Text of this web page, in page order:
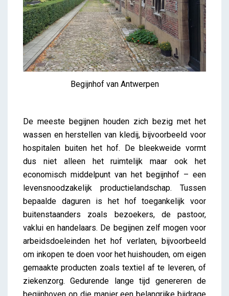
Begijnhof van Antwerpen
De meeste begijnen houden zich bezig met het
wassen en herstellen van kledij, bijvoorbeeld voor
hospitalen buiten het hof. De bleekweide vormt
dus niet alleen het ruimtelijk maar ook het
economisch middelpunt van het begijnhof – een
levensnoodzakelijk productielandschap. Tussen
bepaalde daguren is het hof toegankelijk voor
buitenstaanders zoals bezoekers, de pastoor,
vaklui en handelaars. De begijnen zelf mogen voor
arbeidsdoeleinden het hof verlaten, bijvoorbeeld
om inkopen te doen voor het huishouden, om eigen
gemaakte producten zoals textiel af te leveren, of
ziekenzorg. Gedurende lange tijd genereren de